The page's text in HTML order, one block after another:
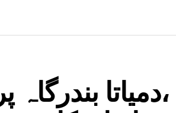
بندرگاہ پر